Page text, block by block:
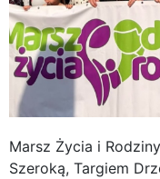
Marsz Życia i
Szeroką, Targiem